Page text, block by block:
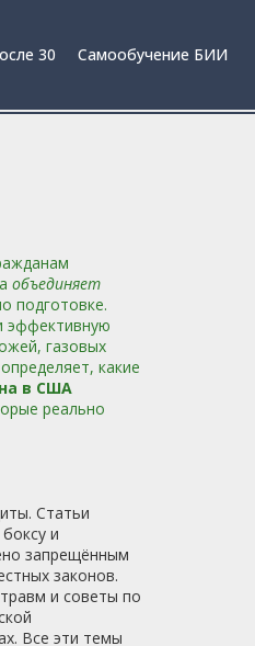
30 Самообучение БИИ
объединяет
подготовке.
эффективную
газовых
определяет, какие
в США
реально
Статьи
и
запрещённым
законов.
и советы по
Все эти темы